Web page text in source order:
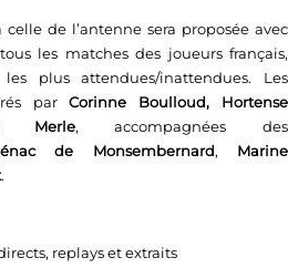
de l’antenne sera proposée avec
les matches des joueurs français,
plus attendues/inattendues. Les
parCorinne Boulloud, Hortense
Merle, accompagnées des
de Monsembernard, Marine
.
replays et extraits